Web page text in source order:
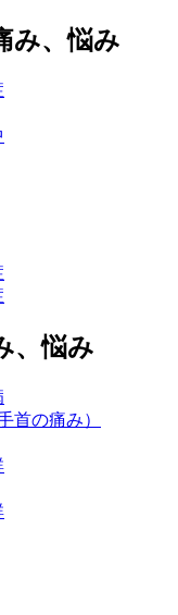
み、悩み
、悩み
首の痛み）